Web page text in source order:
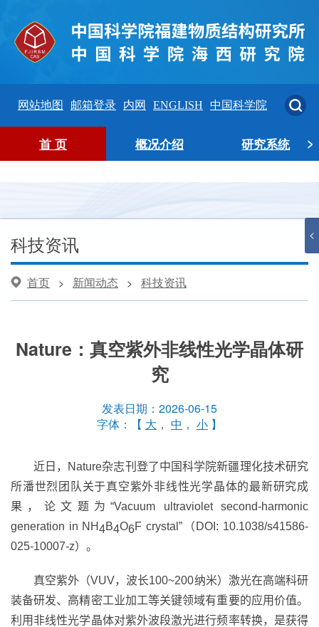
网站地图 邮箱登录 内网 ENGLISH 中国科学院
首 页 概况介绍 研究系统 >
<
科技资讯
首页 > 新闻动态 > 科技资讯
Nature：真空紫外非线性光学晶体研
究
发表日期：2026-06-15
字体：【 大 ， 中 ， 小 】
近日， Nature杂志刊登了中国科学院新疆理化技术研究
所潘世烈团队关于真空紫外非线性光学晶体的最新研究成
果，论文题为“Vacuum ultraviolet second-harmonic
generation in NH4B4O6F crystal” （ DOI: 10.1038/s41586-
025-10007-z）。
真空紫外（VUV，波长100~200纳米）激光在高端科研
装备研发、高精密工业加工等关键领域有重要的应用价值。
利用非线性光学晶体对紫外波段激光进行频率转换，是获得